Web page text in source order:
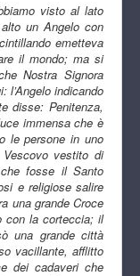
visto al lato
un Angelo con
emetteva
il mondo; ma si
Nostra Signora
l’Angelo indicando
disse: Penitenza,
immensa che è
le persone in uno
vestito di
fosse il Santo
e religiose salire
una grande Croce
con la corteccia; il
una grande città
vacillante, afflitto
dei cadaveri che